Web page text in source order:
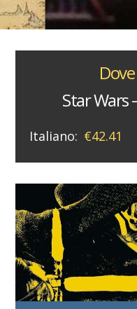
Star Wars
Italiano: €42.41